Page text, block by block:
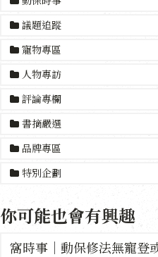
議題追蹤
寵物專區
人物專訪
評論專欄
書摘嚴選
品牌專區
特別企劃
你可能也會有興趣
窩時事｜動保修法無寵登